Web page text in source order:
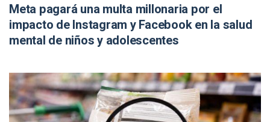
Meta pagará una multa millonaria por el
impacto de Instagram y Facebook en la salud
mental de niños y adolescentes